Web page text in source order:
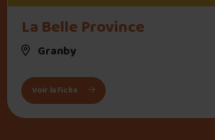
La Belle Province
Granby
Voir la fiche : La Belle Province